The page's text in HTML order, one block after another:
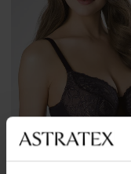
-20 % GET20